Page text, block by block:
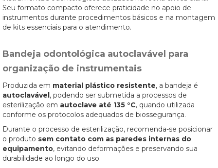
Seu formato compacto oferece praticidade no apoio de
instrumentos durante procedimentos básicos e na montagem
de kits essenciais para o atendimento.
Bandeja odontológica autoclavável para
organização de instrumentais
Produzida em material plástico resistente, a bandeja é
autoclavável, podendo ser submetida a processos de
esterilização em autoclave até 135 °C, quando utilizada
conforme os protocolos adequados de biossegurança.
Durante o processo de esterilização, recomenda-se posicionar
o produto sem contato com as paredes internas do
equipamento, evitando deformações e preservando sua
durabilidade ao longo do uso.